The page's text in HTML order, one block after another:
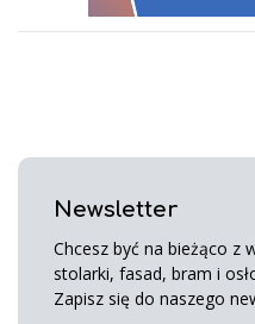
Newsletter
Chcesz być na bieżąco z
stolarki, fasad, bram i
Zapisz się do naszego